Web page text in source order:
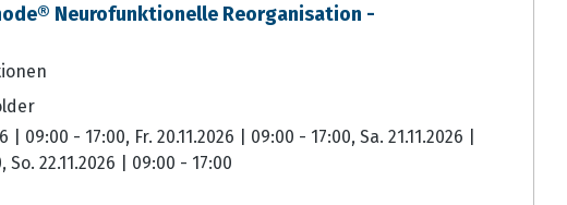
Neurofunktionelle Reorganisation -
| 09:00 - 17:00, Fr. 20.11.2026 | 09:00 - 17:00, Sa. 21.11.2026 |
So. 22.11.2026 | 09:00 - 17:00